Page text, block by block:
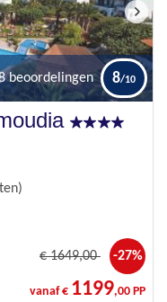
beoordelingen 8
€1649,00 -27%
vanaf € 1199,00 PP